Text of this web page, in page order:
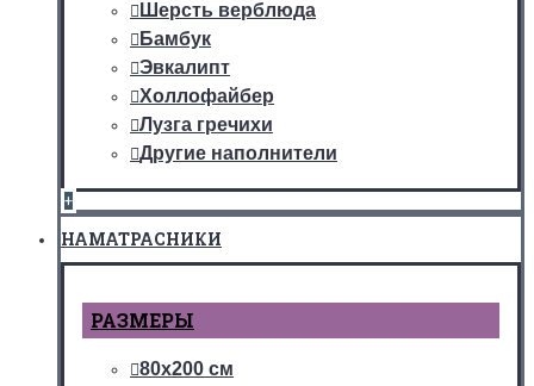
Шерсть верблюда
Бамбук
Эвкалипт
Холлофайбер
Лузга гречихи
Другие наполнители
+
НАМАТРАСНИКИ
РАЗМЕРЫ
80х200 см